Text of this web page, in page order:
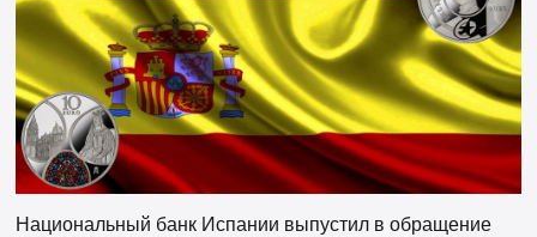
Национальный банк Испании выпустил в обращение